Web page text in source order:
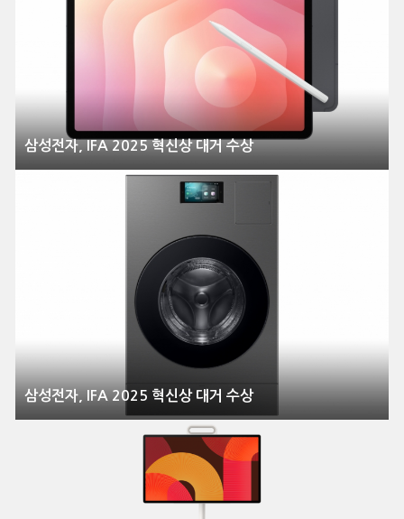
삼성전자, IFA 2025 혁신상 대거 수상
삼성전자, IFA 2025 혁신상 대거 수상